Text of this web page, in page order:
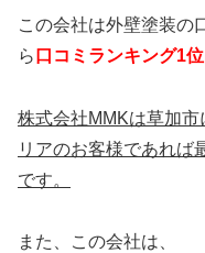
この会社は外壁塗装の
ら 口コミランキング1位
株式会社MMKは草加
リアのお客様であれば
です。
また、この会社は、